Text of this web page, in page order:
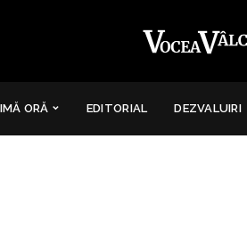
ORĂ EDITORIAL DEZVALUIRI